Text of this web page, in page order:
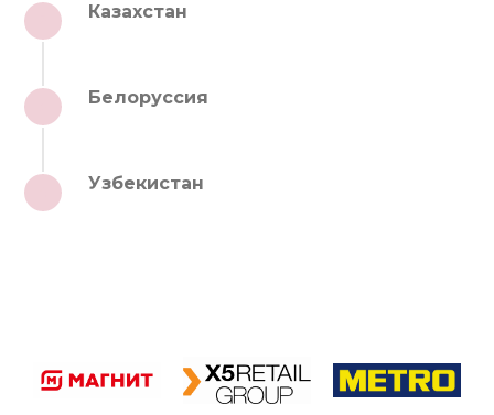
Казахстан
Белоруссия
Узбекистан